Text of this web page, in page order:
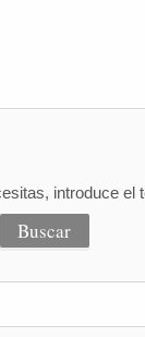
introduce el